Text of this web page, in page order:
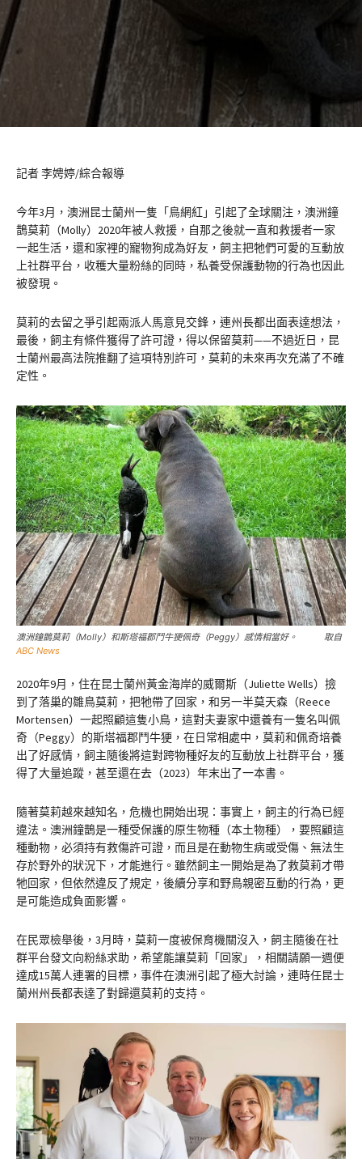
記者 李娉婷/綜合報導
今年3月，澳洲昆士蘭州一隻「鳥網紅」引起了全球關注，澳洲鐘
鵲莫莉（Molly）2020年被人救援，自那之後就一直和救援者一家
一起生活，還和家裡的寵物狗成為好友，飼主把牠們可愛的互動放
上社群平台，收穫大量粉絲的同時，私養受保護動物的行為也因此
被發現。
莫莉的去留之爭引起兩派人馬意見交鋒，連州長都出面表達想法，
最後，飼主有條件獲得了許可證，得以保留莫莉——不過近日，昆
士蘭州最高法院推翻了這項特別許可，莫莉的未來再次充滿了不確
定性。
澳洲鐘鵲莫莉（Molly）和斯塔福郡鬥牛㹴佩奇（Peggy）感情相當好。 取自
ABC News
2020年9月，住在昆士蘭州黃金海岸的威爾斯（Juliette Wells）撿
到了落巢的雛鳥莫莉，把牠帶了回家，和另一半莫天森（Reece
Mortensen）一起照顧這隻小鳥，這對夫妻家中還養有一隻名叫佩
奇（Peggy）的斯塔福郡鬥牛㹴，在日常相處中，莫莉和佩奇培養
出了好感情，飼主隨後將這對跨物種好友的互動放上社群平台，獲
得了大量追蹤，甚至還在去（2023）年末出了一本書。
隨著莫莉越來越知名，危機也開始出現：事實上，飼主的行為已經
違法。澳洲鐘鵲是一種受保護的原生物種（本土物種），要照顧這
種動物，必須持有救傷許可證，而且是在動物生病或受傷、無法生
存於野外的狀況下，才能進行。雖然飼主一開始是為了救莫莉才帶
牠回家，但依然違反了規定，後續分享和野鳥親密互動的行為，更
是可能造成負面影響。
在民眾檢舉後，3月時，莫莉一度被保育機關沒入，飼主隨後在社
群平台發文向粉絲求助，希望能讓莫莉「回家」，相關請願一週便
達成15萬人連署的目標，事件在澳洲引起了極大討論，連時任昆士
蘭州州長都表達了對歸還莫莉的支持。